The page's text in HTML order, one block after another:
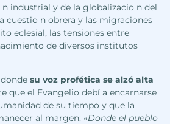
industrial y de la globalizacio n del
cuestio n obrera y las migraciones
eclesial, las tensiones entre
de diversos institutos
su voz profética se alzó alta
que el Evangelio debí a encarnarse
de su tiempo y que la
al margen: «Donde el pueblo